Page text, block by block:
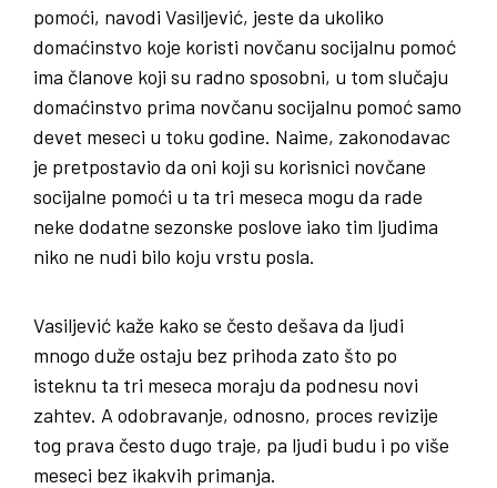
pomoći, navodi Vasiljević, jeste da ukoliko
domaćinstvo koje koristi novčanu socijalnu pomoć
ima članove koji su radno sposobni, u tom slučaju
domaćinstvo prima novčanu socijalnu pomoć samo
devet meseci u toku godine. Naime, zakonodavac
je pretpostavio da oni koji su korisnici novčane
socijalne pomoći u ta tri meseca mogu da rade
neke dodatne sezonske poslove iako tim ljudima
niko ne nudi bilo koju vrstu posla.
Vasiljević kaže kako se često dešava da ljudi
mnogo duže ostaju bez prihoda zato što po
isteknu ta tri meseca moraju da podnesu novi
zahtev. A odobravanje, odnosno, proces revizije
tog prava često dugo traje, pa ljudi budu i po više
meseci bez ikakvih primanja.